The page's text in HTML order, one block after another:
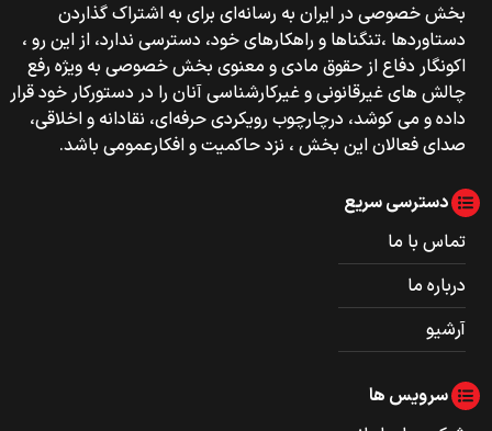
بخش خصوصی‌‌ در ایران به رسانه‌ای برای به اشتراک گذاردن
دستاوردها ،تنگناها و راهکارهای خود، دسترسی ندارد، از این رو ،
اکونگار دفاع از حقوق مادی و معنوی بخش خصوصی به ویژه رفع
چالش های غیرقانونی و غیرکارشناسی آنان را در دستورکار خود قرار
داده و می کوشد، درچارچوب رویکردی حرفه‌ای، نقادانه و اخلاقی،
صدای فعالان این بخش ، نزد حاکمیت و افکارعمومی باشد.
دسترسی سریع
تماس با ما
درباره ما
آرشیو
سرویس ها